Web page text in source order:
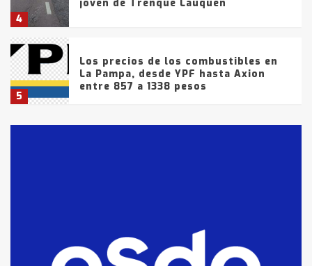
4
joven de Trenque Lauquen
5
Los precios de los combustibles en
La Pampa, desde YPF hasta Axion
entre 857 a 1338 pesos
fueron detenidos por
comercialización de drogas en la
tarde del sábado